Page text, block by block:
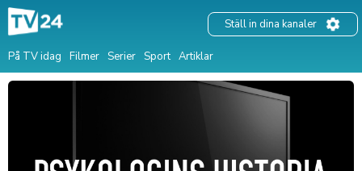
På TV idag Filmer Serier Sport Artiklar
Ställ in dina kanaler